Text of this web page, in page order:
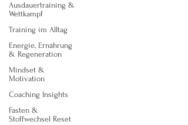
Ausdauertraining &
Wettkampf
Training im Alltag
Energie, Ernährung
& Regeneration
Mindset &
Motivation
Coaching Insights
Fasten &
Stoffwechsel Reset